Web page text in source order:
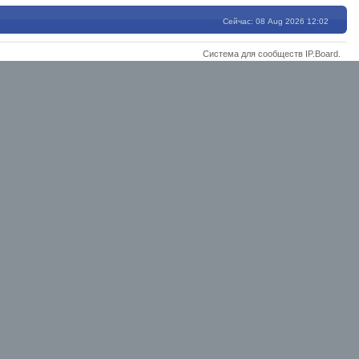
Сейчас: 08 Aug 2026 12:02
Система для сообществ IP.Board